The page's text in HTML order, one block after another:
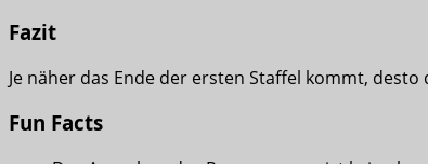
Fazit
Je näher das Ende der ersten Staffel kommt,
Fun Facts